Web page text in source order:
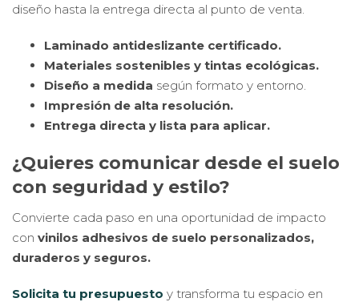
diseño hasta la entrega directa al punto de venta.
Laminado antideslizante certificado.
Materiales sostenibles y tintas ecológicas.
Diseño a medida según formato y entorno.
Impresión de alta resolución.
Entrega directa y lista para aplicar.
¿Quieres comunicar desde el suelo
con seguridad y estilo?
Convierte cada paso en una oportunidad de impacto
con vinilos adhesivos de suelo personalizados,
duraderos y seguros.
Solicita tu presupuesto y transforma tu espacio en